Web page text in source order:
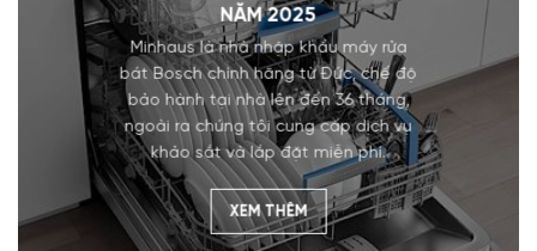
NĂM 2025
Minhaus là nhà nhập khẩu máy rửa
bát Bosch chính hãng từ Đức, chế độ
bảo hành tại nhà lên đến 36 tháng,
ngoài ra chúng tôi cung cấp dịch vụ
khảo sắt và lắp đặt miễn phí.
XEM THÊM